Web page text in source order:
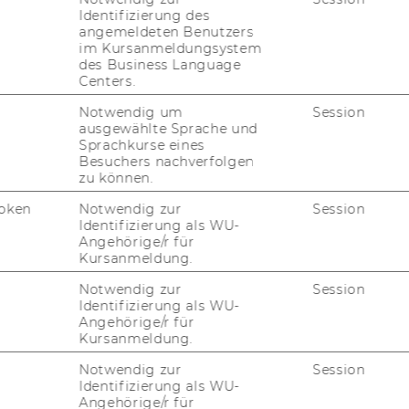
Karriere mit einem
Wien ist Ihr Kar­rie­re­sprung­brett mit Zu­kunft.
die Chan­ce, Fä­hig­kei­ten für das
Sie er­lan­gen Kom­pe­ten­zen in
Cam­pus WU und einer gro­ßen Band­brei­te an
Wei­ter­füh­rend haben Sie die
Identifizierung des
angemeldeten Benutzers
im Kursanmeldungsystem
des Business Language
Centers.
Notwendig um
ausgewählte Sprache und
Sprachkurse eines
Besuchers nachverfolgen
zu können.
Session
Notwendig zur
Identifizierung als WU-
Angehörige/r für
Kursanmeldung.
Session
Notwendig zur
Identifizierung als WU-
Angehörige/r für
Kursanmeldung.
Session
Notwendig zur
Identifizierung als WU-
Angehörige/r für
Session